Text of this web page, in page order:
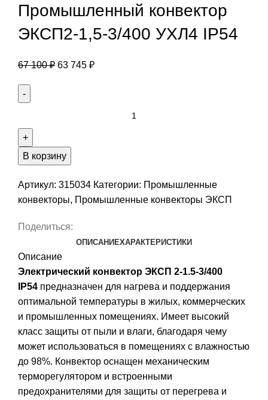
Промышленный конвектор
ЭКСП2-1,5-3/400 УХЛ4 IP54
67 100₽ 63 745 ₽
В корзину
Артикул: 315034 Категории: Промышленные
конвекторы, Промышленные конвекторы ЭКСП
Поделиться:
ОПИСАНИЕХАРАКТЕРИСТИКИ
Описание
Электрический конвектор ЭКСП 2-1.5-3/400
IP54 предназначен для нагрева и поддержания
оптимальной температуры в жилых, коммерческих
и промышленных помещениях. Имеет высокий
класс защиты от пыли и влаги, благодаря чему
может использоваться в помещениях с влажностью
до 98%. Конвектор оснащен механическим
терморегулятором и встроенными
предохранителями для защиты от перегрева и